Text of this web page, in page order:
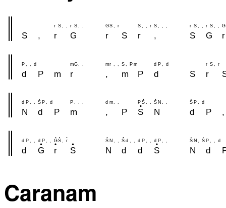
r S , , r S , , GS , r S , , r S , , , r S , , r S , , G
S , r G r S r , S G r
P d mG mr S P m d P d r S r
d P m r , m P d S r
d P , , S P , d P , , , d m, , P S , , S N , , S P , d
N d P m , P S N d P ,
d P d P GS r S N S d d P d P S N S P d
d G r S N d d S N d
Caranam